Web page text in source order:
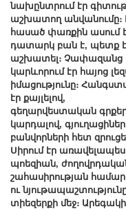
Competitions
International cooperation
Youth programs
Photogallery
Videogallery
Web Resources
Other Academies
"Gitutyun" newspaper
"In the World of Science"
Publications in Press
նախընտրում էր
աշխատող անվանումը։
հասած փառքին ասում
դատարկ բան է, պետք է
աշխատել։ Չափազանց
կարևորում էր հայոց
իմացությունը։
էր քայլելով,
գեղարվեստական
կարդալով,
բանվորների հետ
Սիրում էր առավելապես
պոեզիան, ժողովրդական
շահասիրության համար
ու
տիեզերքի մեջ։